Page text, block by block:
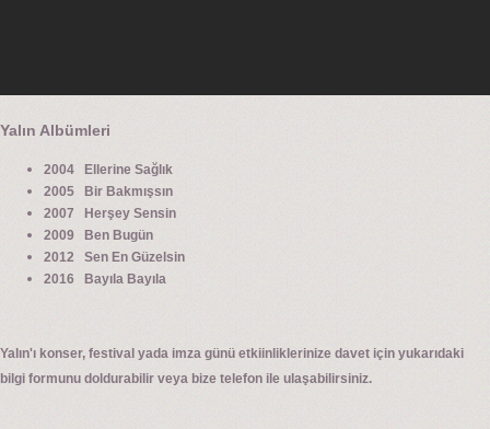
Yalın Albümleri
2004 Ellerine Sağlık
2005 Bir Bakmışsın
2007 Herşey Sensin
2009 Ben Bugün
2012 Sen En Güzelsin
2016 Bayıla Bayıla
Yalın'ı konser, festival yada imza günü etkiinliklerinize davet için yukarıdaki
bilgi formunu doldurabilir veya bize telefon ile ulaşabilirsiniz.